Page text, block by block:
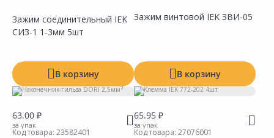
Зажим соединительный IEK
СИЗ-1 1-3мм 5шт
В корзину
Зажим винтовой IEK ЗВИ-05
В корзину
63.00 ₽
за упак
Код товара: 23582401
65.95 ₽
за упак
Код товара: 27076001